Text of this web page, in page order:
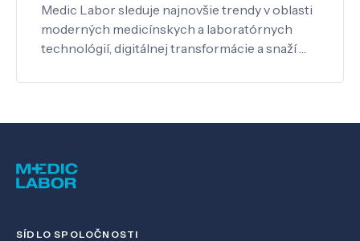
Medic Labor sleduje najnovšie trendy v oblasti
moderných medicínskych a laboratórnych
technológií, digitálnej transformácie a snaží …
SÍDLO SPOLOČNOSTI